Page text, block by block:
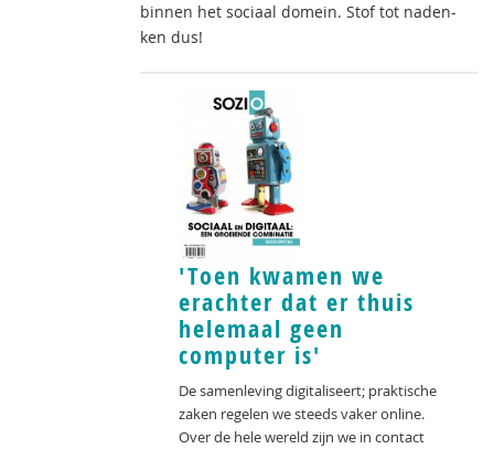
binnen het sociaal domein. Stof tot naden-
ken dus!
'Toen kwamen we
erachter dat er thuis
helemaal geen
computer is'
De samenleving digitaliseert; praktische
zaken regelen we steeds vaker online.
Over de hele wereld zijn we in contact